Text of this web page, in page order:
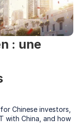
: une
Chinese investors,
with China, and how